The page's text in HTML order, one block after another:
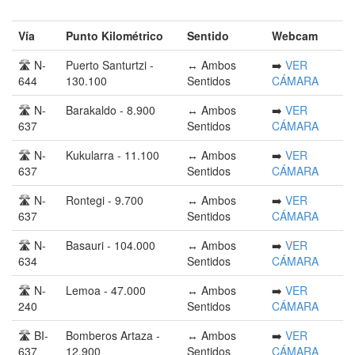
Vía Punto Kilométrico Sentido
Webcam
🛣️ N-
644
Puerto Santurtzi -
130.100
↔️ Ambos
Sentidos
➡️ VER
CÁMARA
🛣️ N-
637
Barakaldo - 8.900
↔️ Ambos
Sentidos
➡️ VER
CÁMARA
🛣️ N-
637
Kukularra - 11.100
↔️ Ambos
Sentidos
➡️ VER
CÁMARA
🛣️ N-
637
Rontegi - 9.700
↔️ Ambos
Sentidos
➡️ VER
CÁMARA
🛣️ N-
634
Basauri - 104.000
↔️ Ambos
Sentidos
➡️ VER
CÁMARA
🛣️ N-
240
Lemoa - 47.000
↔️ Ambos
Sentidos
➡️ VER
CÁMARA
🛣️ BI-
637
Bomberos Artaza -
12.900
↔️ Ambos
Sentidos
➡️ VER
CÁMARA